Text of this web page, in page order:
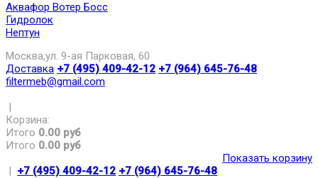
Аквафор Вотер Босс
Гидролок
Нептун
Москва,ул. 9-ая Парковая, 60
Доставка +7 (495) 409-42-12 +7 (964) 645-76-48
filtermeb@gmail.com
|
Корзина:
Итого 0.00 руб
Итого 0.00 руб
Показать корзину
| +7 (495) 409-42-12 +7 (964) 645-76-48